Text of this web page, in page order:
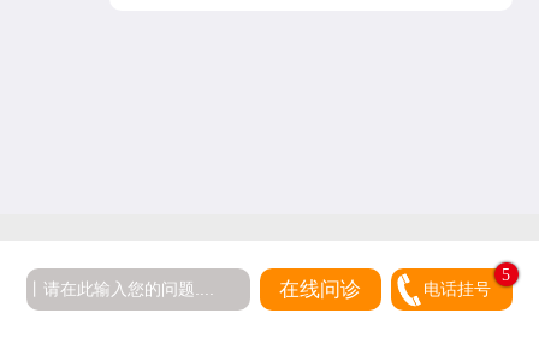
在线问诊 电话挂号
5